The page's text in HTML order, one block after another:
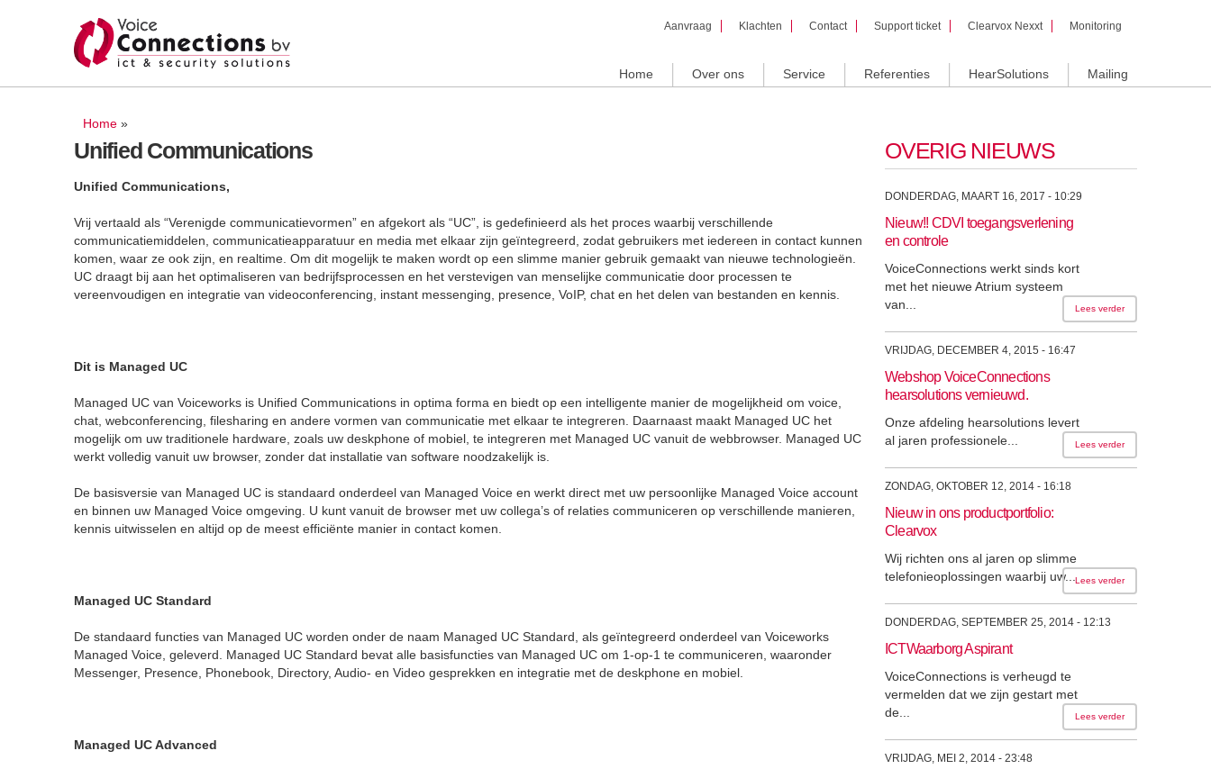
Aanvraag Klachten Contact Support ticket Clearvox Nexxt Monitoring
Home Over ons Service Referenties HearSolutions Mailing
U bent hier
Home »
Unified Communications
Unified Communications,
Vrij vertaald als “Verenigde communicatievormen” en afgekort als “UC”, is gedefinieerd als het proces waarbij verschillende
communicatiemiddelen, communicatieapparatuur en media met elkaar zijn geïntegreerd, zodat gebruikers met iedereen in contact kunnen
komen, waar ze ook zijn, en realtime. Om dit mogelijk te maken wordt op een slimme manier gebruik gemaakt van nieuwe technologieën.
UC draagt bij aan het optimaliseren van bedrijfsprocessen en het verstevigen van menselijke communicatie door processen te
vereenvoudigen en integratie van videoconferencing, instant messenging, presence, VoIP, chat en het delen van bestanden en kennis.
Dit is Managed UC
Managed UC van Voiceworks is Unified Communications in optima forma en biedt op een intelligente manier de mogelijkheid om voice,
chat, webconferencing, filesharing en andere vormen van communicatie met elkaar te integreren. Daarnaast maakt Managed UC het
mogelijk om uw traditionele hardware, zoals uw deskphone of mobiel, te integreren met Managed UC vanuit de webbrowser. Managed UC
werkt volledig vanuit uw browser, zonder dat installatie van software noodzakelijk is.
De basisversie van Managed UC is standaard onderdeel van Managed Voice en werkt direct met uw persoonlijke Managed Voice account
en binnen uw Managed Voice omgeving. U kunt vanuit de browser met uw collega’s of relaties communiceren op verschillende manieren,
kennis uitwisselen en altijd op de meest efficiënte manier in contact komen.
Managed UC Standard
De standaard functies van Managed UC worden onder de naam Managed UC Standard, als geïntegreerd onderdeel van Voiceworks
Managed Voice, geleverd. Managed UC Standard bevat alle basisfuncties van Managed UC om 1-op-1 te communiceren, waaronder
Messenger, Presence, Phonebook, Directory, Audio- en Video gesprekken en integratie met de deskphone en mobiel.
Managed UC Advanced
OVERIG NIEUWS
DONDERDAG, MAART 16, 2017 - 10:29
Nieuw!! CDVI toegangsverlening
en controle
VoiceConnections werkt sinds kort
met het nieuwe Atrium systeem
van...
Lees verder
VRIJDAG, DECEMBER 4, 2015 - 16:47
Webshop VoiceConnections
hearsolutions vernieuwd.
Onze afdeling hearsolutions levert
al jaren professionele...
Lees verder
ZONDAG, OKTOBER 12, 2014 - 16:18
Nieuw in ons productportfolio:
Clearvox
Wij richten ons al jaren op slimme
telefonieoplossingen waarbij uw...Lees verder
DONDERDAG, SEPTEMBER 25, 2014 - 12:13
ICTWaarborg Aspirant
VoiceConnections is verheugd te
vermelden dat we zijn gestart met
de...
Lees verder
VRIJDAG, MEI 2, 2014 - 23:48